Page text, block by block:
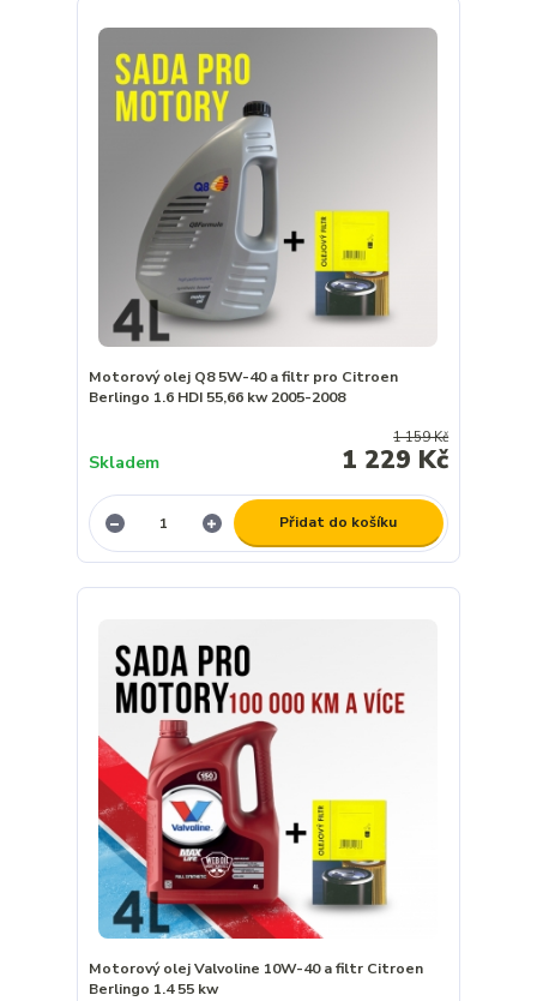
Motorový olej Q8 5W-40 a filtr pro Citroen
Berlingo 1.6 HDI 55,66 kw 2005-2008
1 159 Kč
1 229 Kč
Skladem
Přidat do košíku
Motorový olej Valvoline 10W-40 a filtr Citroen
Berlingo 1.4 55 kw